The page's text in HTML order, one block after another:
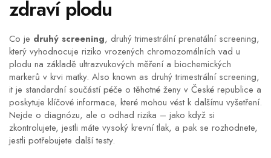
PRVNÍ TĚHOTENSKÝ TEST
zdraví plodu
Co je druhý screening, druhý trimestrální prenatální screening,
který vyhodnocuje riziko vrozených chromozomálních vad u
plodu na základě ultrazvukových měření a biochemických
markerů v krvi matky. Also known as druhý trimestrální screening,
it je standardní součástí péče o těhotné ženy v České republice a
poskytuje klíčové informace, které mohou vést k dalšímu vyšetření.
Nejde o diagnózu, ale o odhad rizika – jako když si
zkontrolujete, jestli máte vysoký krevní tlak, a pak se rozhodnete,
jestli potřebujete další testy.